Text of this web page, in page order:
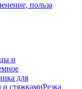
польза
и
для
и стяжкамиРезка